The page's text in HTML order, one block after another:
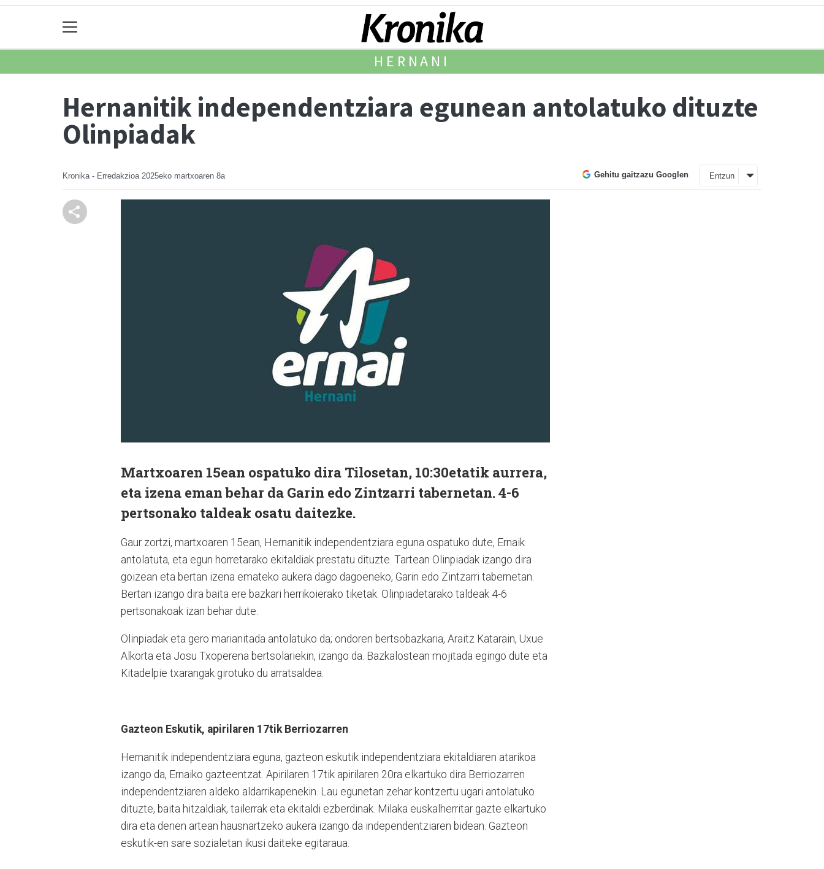
HERNANI
Hernanitik independentziara egunean antolatuko dituzte
Olinpiadak
Kronika - Erredakzioa 2025eko martxoaren 8a Gehitu gaitzazu Googlen Entzun
Martxoaren 15ean ospatuko dira Tilosetan, 10:30etatik aurrera,
eta izena eman behar da Garin edo Zintzarri tabernetan. 4-6
pertsonako taldeak osatu daitezke.
Gaur zortzi, martxoaren 15ean, Hernanitik independentziara eguna ospatuko dute, Ernaik
antolatuta, eta egun horretarako ekitaldiak prestatu dituzte. Tartean Olinpiadak izango dira
goizean eta bertan izena emateko aukera dago dagoeneko, Garin edo Zintzarri tabernetan.
Bertan izango dira baita ere bazkari herrikoierako tiketak. Olinpiadetarako taldeak 4-6
pertsonakoak izan behar dute.
Olinpiadak eta gero marianitada antolatuko da; ondoren bertsobazkaria, Araitz Katarain, Uxue
Alkorta eta Josu Txoperena bertsolariekin, izango da. Bazkalostean mojitada egingo dute eta
Kitadelpie txarangak girotuko du arratsaldea.
Gazteon Eskutik, apirilaren 17tik Berriozarren
Hernanitik independentziara eguna, gazteon eskutik independentziara ekitaldiaren atarikoa
izango da, Ernaiko gazteentzat. Apirilaren 17tik apirilaren 20ra elkartuko dira Berriozarren
independentziaren aldeko aldarrikapenekin. Lau egunetan zehar kontzertu ugari antolatuko
dituzte, baita hitzaldiak, tailerrak eta ekitaldi ezberdinak. Milaka euskalherritar gazte elkartuko
dira eta denen artean hausnartzeko aukera izango da independentziaren bidean. Gazteon
eskutik-en sare sozialetan ikusi daiteke egitaraua.